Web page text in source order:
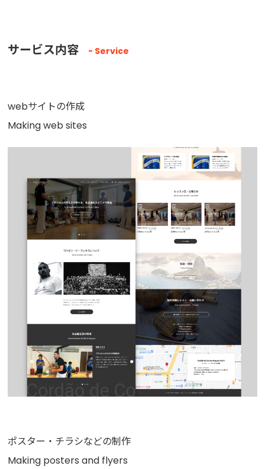
サービス内容 Service
webサイトの作成
Makingweb sites
ポスター・チラシなどの制作
Making posters and flyers